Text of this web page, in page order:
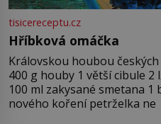
tisicereceptu.cz
Hříbková omáčka
Královskou houbou českých lesů
400 g houby 1 větší cibule 2
100 ml zakysané smetana
nového koření petrželka ne